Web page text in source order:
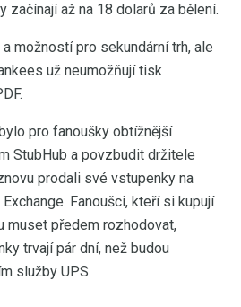
začínají až na 18 dolarů za bělení.
možností pro sekundární trh, ale
už neumožňují tisk
pro fanoušky obtížnější
StubHub a povzbudit držitele
prodali své vstupenky na
Fanoušci, kteří si kupují
muset předem rozhodovat,
trvají pár dní, než budou
služby UPS.